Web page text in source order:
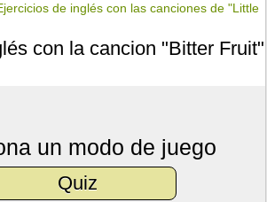
de inglés con las canciones de "Little
con la cancion "Bitter Fruit"
un modo de juego
Quiz